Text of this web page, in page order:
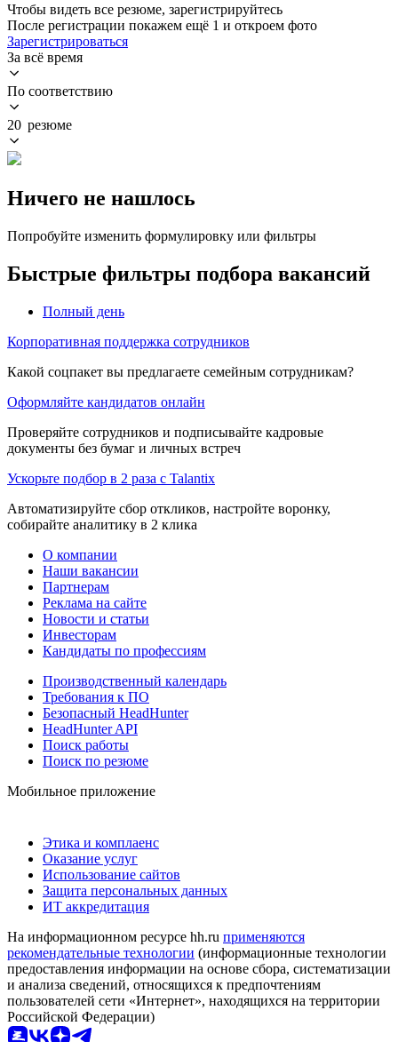
Чтобы видеть все резюме, зарегистрируйтесь
После регистрации покажем ещё 1 и откроем фото
Зарегистрироваться
За всё время
По соответствию
20 резюме
Ничего не нашлось
Попробуйте изменить формулировку или фильтры
Быстрые фильтры подбора вакансий
Полный день
Корпоративная поддержка сотрудников
Какой соцпакет вы предлагаете семейным сотрудникам?
Оформляйте кандидатов онлайн
Проверяйте сотрудников и подписывайте кадровые
документы без бумаг и личных встреч
Ускорьте подбор в 2 раза с Talantix
Автоматизируйте сбор откликов, настройте воронку,
собирайте аналитику в 2 клика
О компании
Наши вакансии
Партнерам
Реклама на сайте
Новости и статьи
Инвесторам
Кандидаты по профессиям
Производственный календарь
Требования к ПО
Безопасный HeadHunter
HeadHunter API
Поиск работы
Поиск по резюме
Мобильное приложение
Этика и комплаенс
Оказание услуг
Использование сайтов
Защита персональных данных
ИТ аккредитация
На информационном ресурсе hh.ru применяются
рекомендательные технологии (информационные технологии
предоставления информации на основе сбора, систематизации
и анализа сведений, относящихся к предпочтениям
пользователей сети «Интернет», находящихся на территории
Российской Федерации)